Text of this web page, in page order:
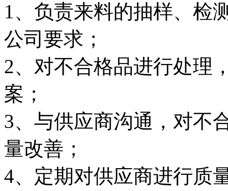
1、负责来料的抽样、检
公司要求；
2、对不合格品进行处理
案；
3、与供应商沟通，对不
量改善；
4、定期对供应商进行质